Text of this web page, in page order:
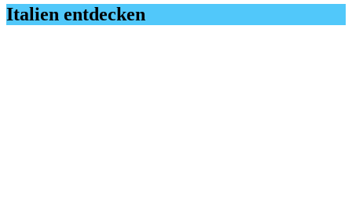
Italien entdecken